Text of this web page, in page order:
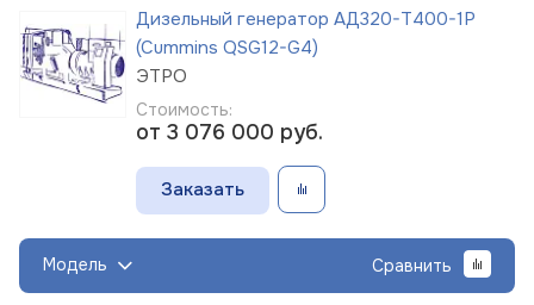
Дизельный генератор АД320-Т400-1Р
(Cummins QSG12-G4)
ЭТРО
Стоимость:
от 3 076 000 руб.
Заказать
Модель Сравнить